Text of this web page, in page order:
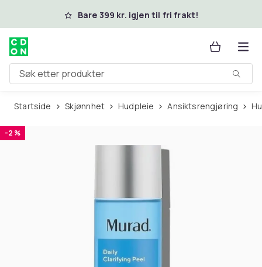
Hopp til hovedinnholdBare 399 kr. igjen til fri frakt!
Søk etter produkter
Startside Skjønnhet Hudpleie Ansiktsrengjøring
-2 %